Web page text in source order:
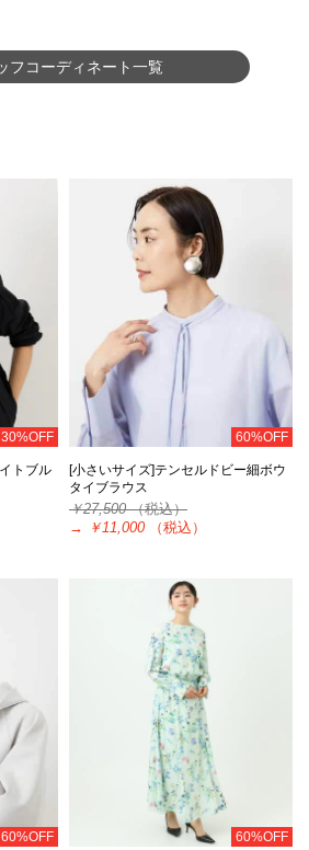
フコーディネート一覧
30%OFF
トブル
60%OFF
[小さいサイズ]テンセルドビー細ボウ
タイブラウス
￥27,500（税込）
→
￥11,000 （税込）
60%OFF 60%OFF